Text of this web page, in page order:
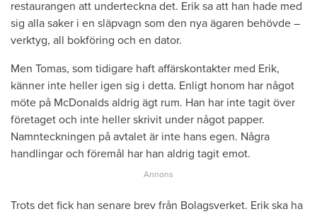
restaurangen att underteckna det. Erik sa att han hade med
sig alla saker i en släpvagn som den nya ägaren behövde –
verktyg, all bokföring och en dator.
Men Tomas, som tidigare haft affärskontakter med Erik,
känner inte heller igen sig i detta. Enligt honom har något
möte på McDonalds aldrig ägt rum. Han har inte tagit över
företaget och inte heller skrivit under något papper.
Namnteckningen på avtalet är inte hans egen. Några
handlingar och föremål har han aldrig tagit emot.
Trots det fick han senare brev från Bolagsverket. Erik ska ha